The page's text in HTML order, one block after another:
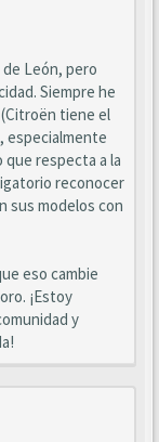
de León, pero
Siempre he
tiene el
especialmente
respecta a la
reconocer
sus modelos con
eso cambie
¡Estoy
y